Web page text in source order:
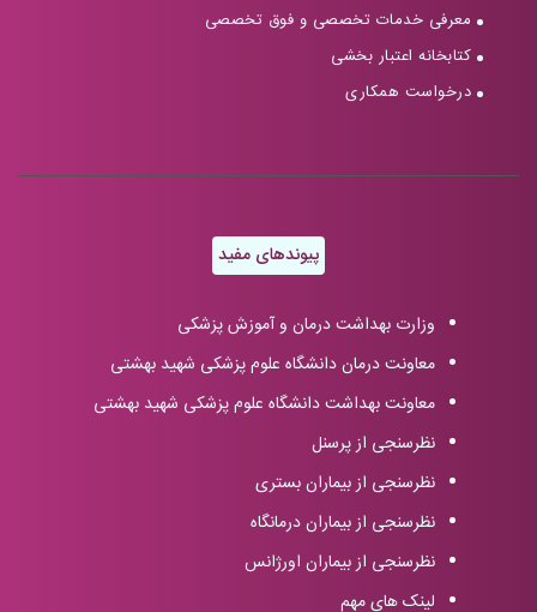
معرفی خدمات تخصصی و فوق تخصصی
کتابخانه اعتبار بخشی
درخواست همکاری
پیوندهای مفید
وزارت بهداشت درمان و آموزش پزشکی
معاونت درمان دانشگاه علوم پزشکی شهید بهشتی
معاونت بهداشت دانشگاه علوم پزشکی شهید بهشتی
نظرسنجی از پرسنل
نظرسنجی از بیماران بستری
نظرسنجی از بیماران درمانگاه
نظرسنجی از بیماران اورژانس
لینک های مهم